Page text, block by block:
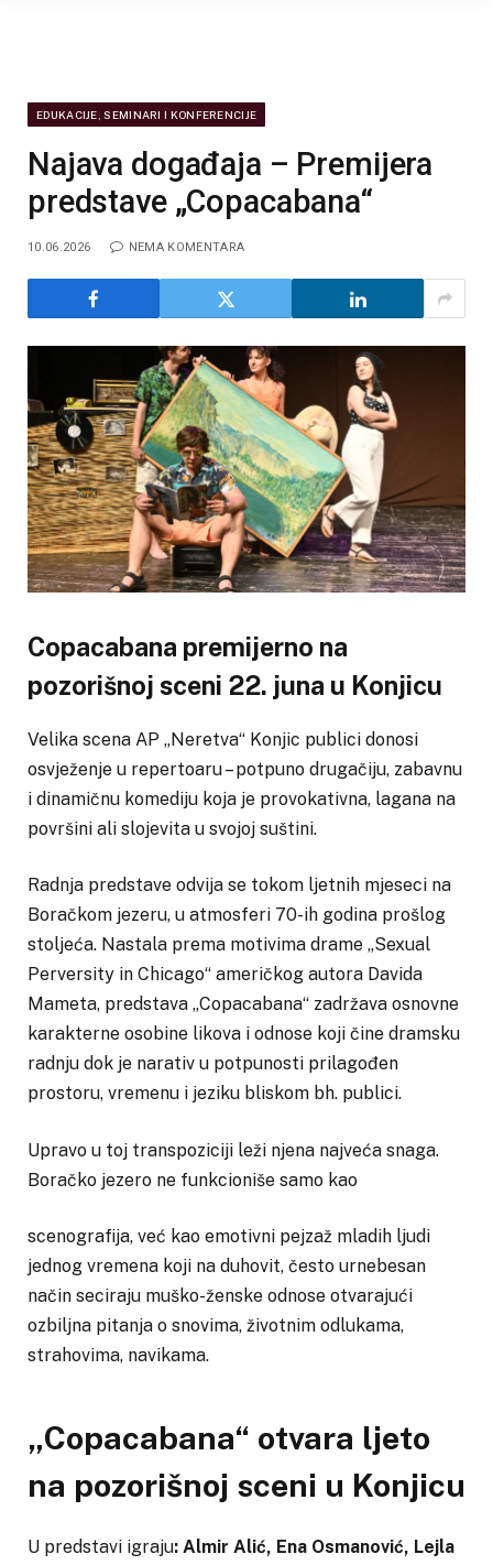
EDUKACIJE, SEMINARI I KONFERENCIJE
Najava događaja – Premijera
predstave „Copacabana“
10.06.2026 NEMA KOMENTARA
Copacabana premijerno na
pozorišnoj sceni 22. juna u Konjicu
Velika scena AP „Neretva“ Konjic publici donosi
osvježenje u repertoaru – potpuno drugačiju, zabavnu
i dinamičnu komediju koja je provokativna, lagana na
površini ali slojevita u svojoj suštini.
Radnja predstave odvija se tokom ljetnih mjeseci na
Boračkom jezeru, u atmosferi 70-ih godina prošlog
stoljeća. Nastala prema motivima drame „Sexual
Perversity in Chicago“ američkog autora Davida
Mameta, predstava „Copacabana“ zadržava osnovne
karakterne osobine likova i odnose koji čine dramsku
radnju dok je narativ u potpunosti prilagođen
prostoru, vremenu i jeziku bliskom bh. publici.
Upravo u toj transpoziciji leži njena najveća snaga.
Boračko jezero ne funkcioniše samo kao
scenografija, već kao emotivni pejzaž mladih ljudi
jednog vremena koji na duhovit, često urnebesan
način seciraju muško-ženske odnose otvarajući
ozbiljna pitanja o snovima, životnim odlukama,
strahovima, navikama.
„Copacabana“ otvara ljeto
na pozorišnoj sceni u Konjicu
U predstavi igraju: Almir Alić, Ena Osmanović, Lejla